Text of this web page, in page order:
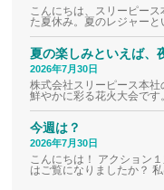
こんにちは、スリーピー
た夏休み。夏のレジャー
夏の楽しみといえば、
2026年7月30日
株式会社スリーピース本
鮮やかに彩る花火大会で
今週は？
2026年7月30日
こんにちは！ アクション
はご覧になりましたか？